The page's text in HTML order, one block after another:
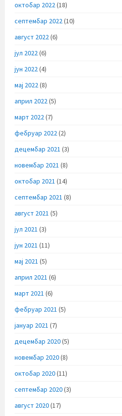
октобар 2022(18)
септембар 2022(10)
август 2022(6)
јул 2022(6)
јун 2022(4)
мај 2022(8)
април 2022(5)
март 2022(7)
фебруар 2022(2)
децембар 2021 (3)
новембар 2021 (8)
октобар 2021 (14)
септембар 2021 (8)
август 2021 (5)
јул 2021 (3)
јун 2021 (11)
мај 2021 (5)
април 2021 (6)
март 2021 (6)
фебруар 2021 (5)
јануар 2021 (7)
децембар 2020(5)
новембар 2020(8)
октобар 2020(11)
септембар 2020(3)
август 2020(17)